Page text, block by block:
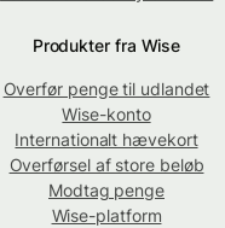
Produkter fra Wise
Overfør penge til udlandet
Wise-konto
Internationalt hævekort
Overførsel af store beløb
Modtag penge
Wise-platform